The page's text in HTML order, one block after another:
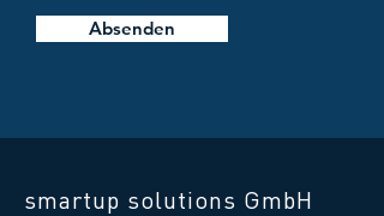
Absenden
smartup solutions GmbH